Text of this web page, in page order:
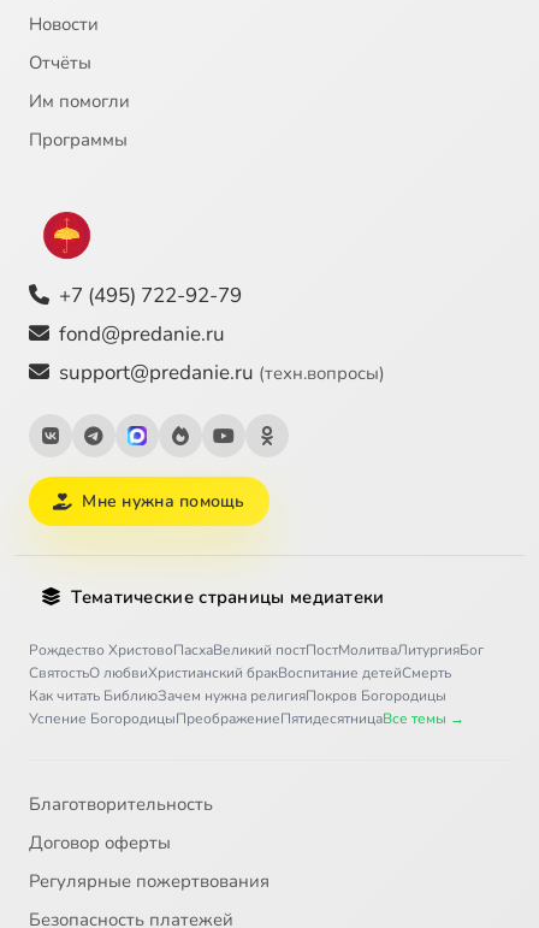
Новости
Отчёты
Им помогли
Программы
+7 (495) 722-92-79
fond@predanie.ru
support@predanie.ru (техн.вопросы)
Мне нужна помощь
Тематические страницы медиатеки
Рождество ХристовоПасхаВеликий постПостМолитваЛитургияБог
СвятостьО любвиХристианский бракВоспитание детейСмерть
Как читать БиблиюЗачем нужна религияПокров Богородицы
Успение БогородицыПреображениеПятидесятницаВсе темы →
Благотворительность
Договор оферты
Регулярные пожертвования
Безопасность платежей